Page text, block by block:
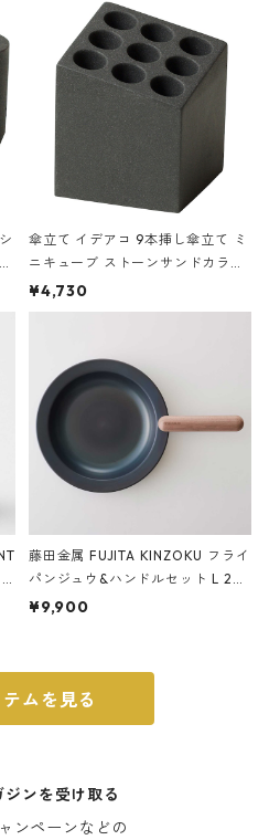
傘立て イデアコ 9本挿し傘立て ミ
ニキューブ ストーンサンドカラー
石調 ideaco Umbrella Stand CUB
E ストーンサンドブラック
¥4,730
藤田金属 FUJITA KINZOKU フライ
パンジュウ&ハンドルセット L 24c
m ガス火・IH対応 鉄フライパン
¥9,900
ムを見る
ジンを受け取る
ンペーンなどの